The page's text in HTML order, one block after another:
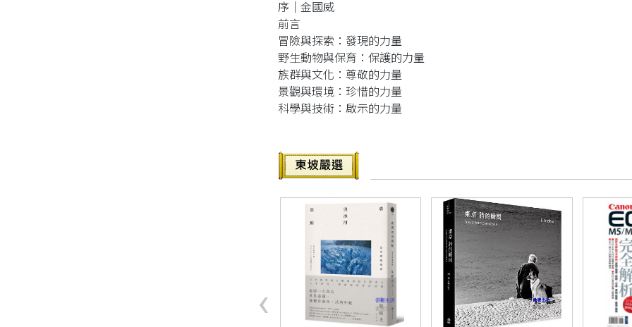
序｜金國威
前言
冒險與探索：發現的力量
野生動物與保育：保護的力量
族群與文化：尊敬的力量
景觀與環境：珍惜的力量
科學與技術：啟示的力量
‹